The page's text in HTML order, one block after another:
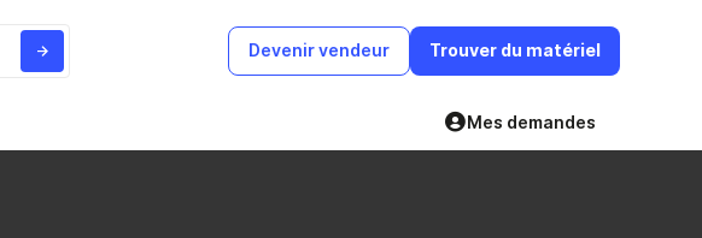
Devenir vendeur Trouver du matériel
Mes demandes